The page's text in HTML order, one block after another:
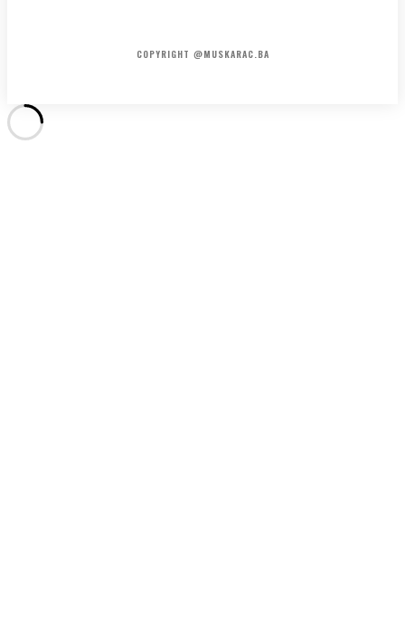
COPYRIGHT @MUSKARAC.BA